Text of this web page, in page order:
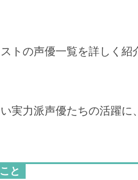
トの声優一覧を詳しく
実力派声優たちの活躍
と